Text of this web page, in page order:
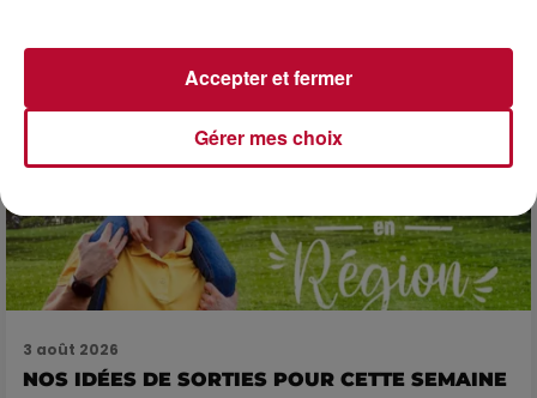
3 août 2026
NOS IDÉES DE SORTIES POUR CETTE SEMAINE
Gérer mes choix
Accepter et fermer